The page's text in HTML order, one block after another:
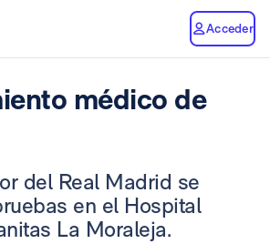
Acceder
médico de
del Real Madrid se
en el Hospital
La Moraleja.